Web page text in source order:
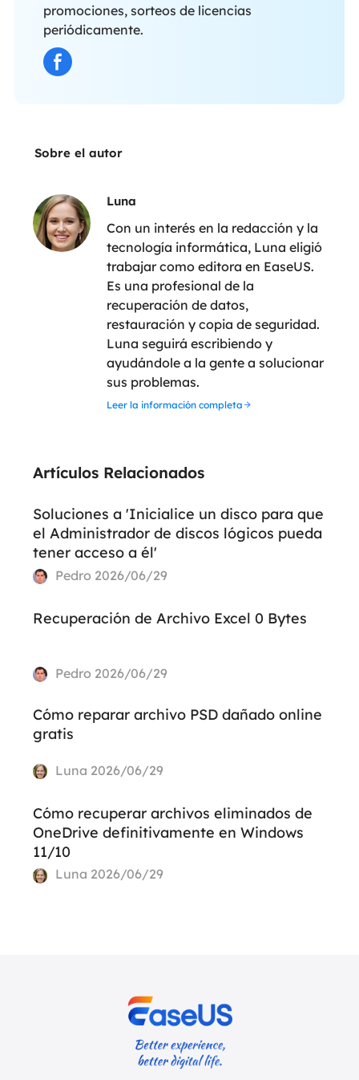
promociones, sorteos de licencias
periódicamente.
Sobre el autor
Luna
Con un interés en la redacción y la
tecnología informática, Luna eligió
trabajar como editora en EaseUS.
Es una profesional de la
recuperación de datos,
restauración y copia de seguridad.
Luna seguirá escribiendo y
ayudándole a la gente a solucionar
sus problemas.
Leer la información completa
Artículos Relacionados
Soluciones a 'Inicialice un disco para que
el Administrador de discos lógicos pueda
tener acceso a él'
Pedro 2026/06/29
Recuperación de Archivo Excel 0 Bytes
Pedro 2026/06/29
Cómo reparar archivo PSD dañado online
gratis
Luna 2026/06/29
Cómo recuperar archivos eliminados de
OneDrive definitivamente en Windows
11/10
Luna 2026/06/29